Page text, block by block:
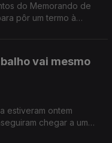
do Memorando de
pôr um termo à
vai mesmo
estiveram ontem
chegar a um